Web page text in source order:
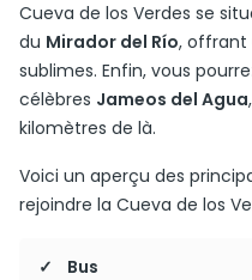
Cueva de los Verdes se
du Mirador del Río, offrant
sublimes. Enfin, vous
célèbres Jameos del Agua
kilomètres de là.
Voici un aperçu des
rejoindre la Cueva de los
Bus